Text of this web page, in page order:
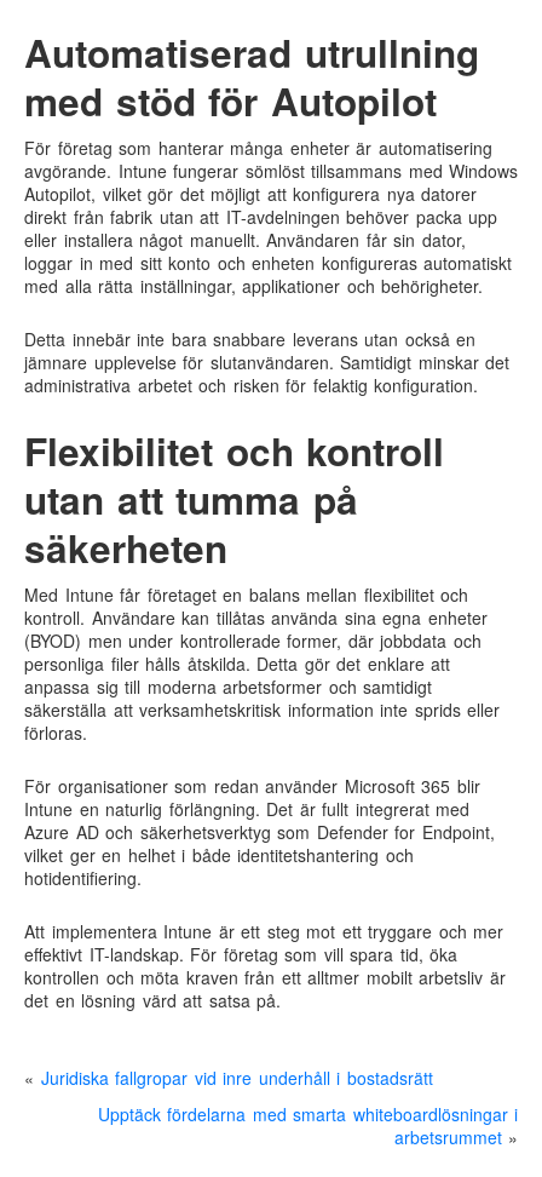
Automatiserad utrullning
med stöd för Autopilot
För företag som hanterar många enheter är automatisering
avgörande. Intune fungerar sömlöst tillsammans med Windows
Autopilot, vilket gör det möjligt att konfigurera nya datorer
direkt från fabrik utan att IT-avdelningen behöver packa upp
eller installera något manuellt. Användaren får sin dator,
loggar in med sitt konto och enheten konfigureras automatiskt
med alla rätta inställningar, applikationer och behörigheter.
Detta innebär inte bara snabbare leverans utan också en
jämnare upplevelse för slutanvändaren. Samtidigt minskar det
administrativa arbetet och risken för felaktig konfiguration.
Flexibilitet och kontroll
utan att tumma på
säkerheten
Med Intune får företaget en balans mellan flexibilitet och
kontroll. Användare kan tillåtas använda sina egna enheter
(BYOD) men under kontrollerade former, där jobbdata och
personliga filer hålls åtskilda. Detta gör det enklare att
anpassa sig till moderna arbetsformer och samtidigt
säkerställa att verksamhetskritisk information inte sprids eller
förloras.
För organisationer som redan använder Microsoft 365 blir
Intune en naturlig förlängning. Det är fullt integrerat med
Azure AD och säkerhetsverktyg som Defender for Endpoint,
vilket ger en helhet i både identitetshantering och
hotidentifiering.
Att implementera Intune är ett steg mot ett tryggare och mer
effektivt IT-landskap. För företag som vill spara tid, öka
kontrollen och möta kraven från ett alltmer mobilt arbetsliv är
det en lösning värd att satsa på.
« Juridiska fallgropar vid inre underhåll i bostadsrätt
Upptäck fördelarna med smarta whiteboardlösningar i
arbetsrummet»